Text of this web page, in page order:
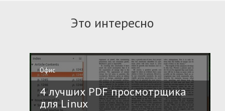
Это интересно
Офис
4 лучших PDF просмотрщика
для Linux